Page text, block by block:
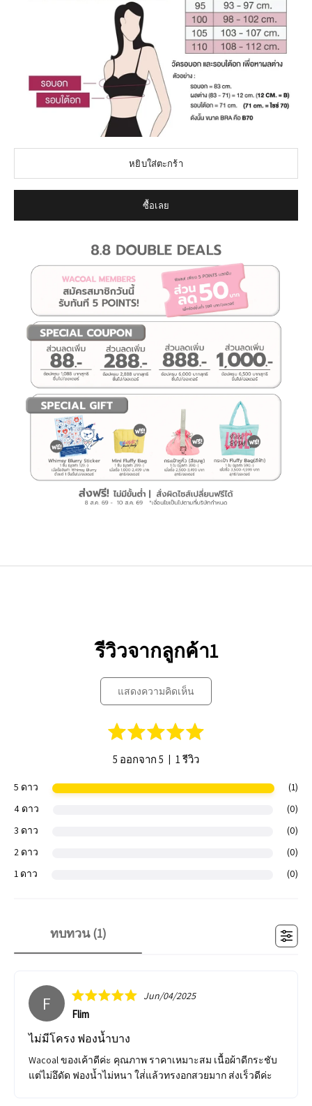
หยิบใส่ตะกร้า
ซื้อเลย
รีวิวจากลูกค้า1
แสดงความคิดเห็น
5 ออกจาก 5 | 1 รีวิว
5 ดาว
(1)
4 ดาว
(0)
3 ดาว
(0)
2 ดาว
(0)
1 ดาว
(0)
ทบทวน (1)
F Jun/04/2025
Flim
ไม่มีโครง ฟองน้ำบาง
Wacoal ของเค้าดีค่ะ คุณภาพ ราคาเหมาะสม เนื้อผ้าดีกระชับ
แต่ไม่อึดัด ฟองน้ำไม่หนา ใส่่แล้วทรงอกสวยมาก ส่งเร็วดีค่ะ